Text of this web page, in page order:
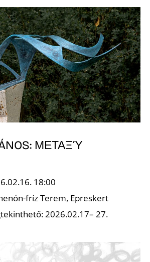
ΜΕΤΑΞΎ
18:00
fríz Terem, Epreskert
2026.02.17– 27.